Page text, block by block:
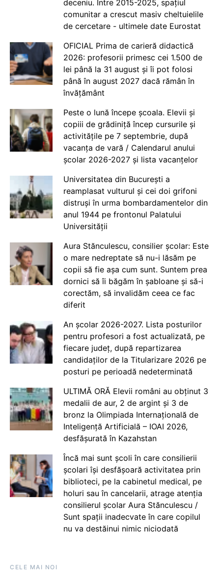
deceniu. Între 2015-2025, spațiul
comunitar a crescut masiv cheltuielile
de cercetare - ultimele date Eurostat
OFICIAL Prima de carieră didactică
2026: profesorii primesc cei 1.500 de
lei până la 31 august și îi pot folosi
până în august 2027 dacă rămân în
învățământ
Peste o lună începe școala. Elevii și
copiii de grădiniță încep cursurile și
activitățile pe 7 septembrie, după
vacanța de vară / Calendarul anului
școlar 2026-2027 și lista vacanțelor
Universitatea din București a
reamplasat vulturul și cei doi grifoni
distruși în urma bombardamentelor din
anul 1944 pe frontonul Palatului
Universității
Aura Stănculescu, consilier școlar: Este
o mare nedreptate să nu-i lăsăm pe
copii să fie așa cum sunt. Suntem prea
dornici să îi băgăm în șabloane și să-i
corectăm, să invalidăm ceea ce fac
diferit
An școlar 2026-2027. Lista posturilor
pentru profesori a fost actualizată, pe
fiecare județ, după repartizarea
candidaților de la Titularizare 2026 pe
posturi pe perioadă nedeterminată
ULTIMĂ ORĂ Elevii români au obținut 3
medalii de aur, 2 de argint și 3 de
bronz la Olimpiada Internațională de
Inteligență Artificială – IOAI 2026,
desfășurată în Kazahstan
Încă mai sunt școli în care consilierii
școlari își desfășoară activitatea prin
biblioteci, pe la cabinetul medical, pe
holuri sau în cancelarii, atrage atenția
consilierul școlar Aura Stănculescu /
Sunt spații inadecvate în care copilul
nu va destăinui nimic niciodată
CELE MAI NOI